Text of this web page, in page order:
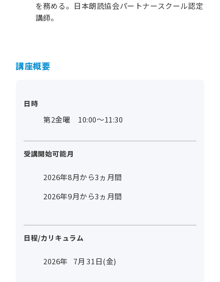
を務める。日本朗読協会パートナースクール認定
講師。
講座概要
日時
第2金曜 10:00～11:30
受講開始可能月
2026年8月から3ヵ月間
2026年9月から3ヵ月間
日程/カリキュラム
2026年 7月 31日(金)